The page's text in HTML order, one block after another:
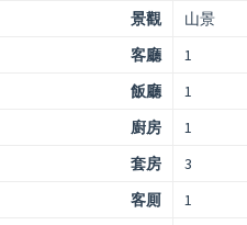
景觀
山景
客廳
1
飯廳
1
廚房
1
套房
3
客厠
1